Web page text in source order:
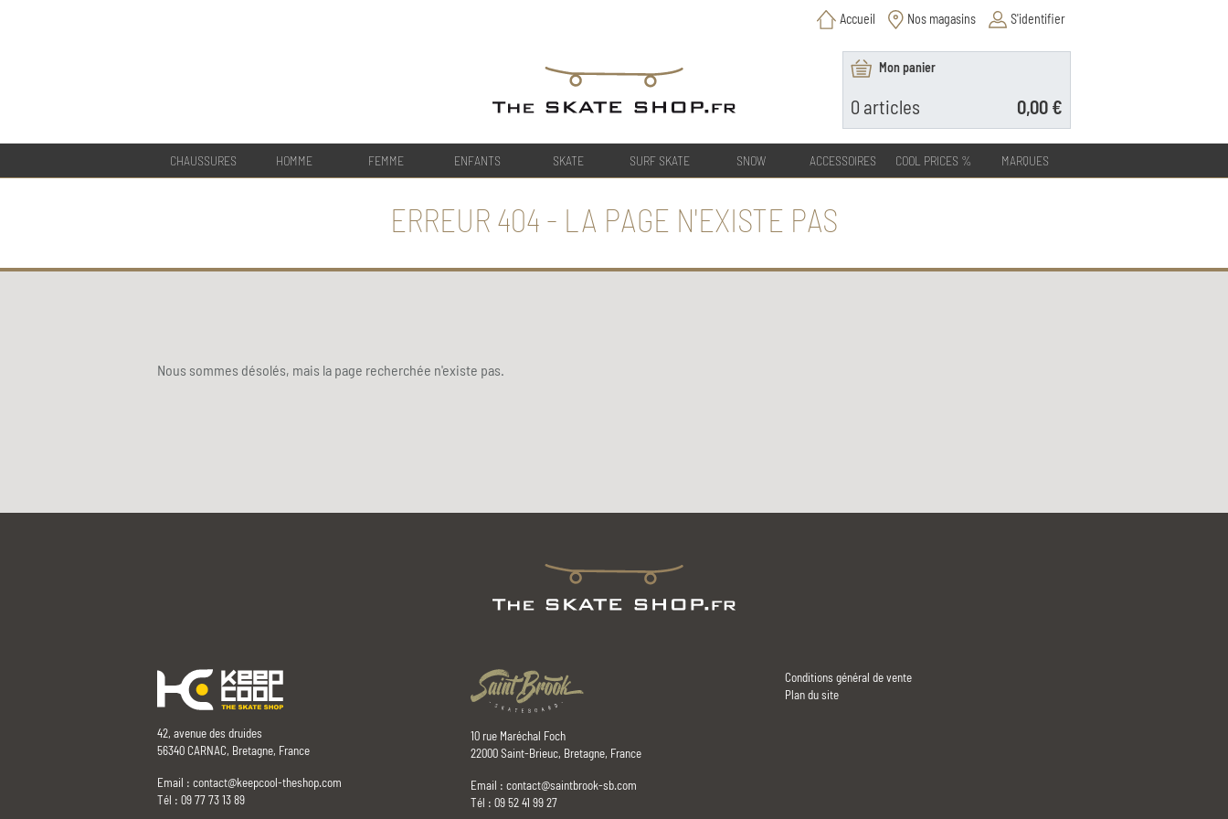
Accueil Nos magasins S'identifier
Mon panier
0 articles 0,00 €
CHAUSSURES HOMME FEMME ENFANTS SKATE SURF SKATE SNOW ACCESSOIRES COOL PRICES % MARQUES
ERREUR 404 - LA PAGE N'EXISTE PAS
Nous sommes désolés, mais la page recherchée n'existe pas.
42, avenue des druides
56340 CARNAC, Bretagne, France
Email : contact@keepcool-theshop.com
Tél : 09 77 73 13 89
10 rue Maréchal Foch
22000 Saint-Brieuc, Bretagne, France
Email :contact@saintbrook-sb.com
Tél : 09 52 41 99 27
Conditions général de vente
Plan du site